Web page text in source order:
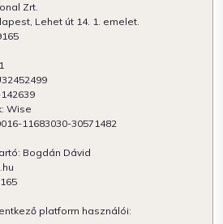
Zrt.
Lehet út 14. 1. emelet.
Wise
11683030-30571482
Bogdán Dávid
platform használói: